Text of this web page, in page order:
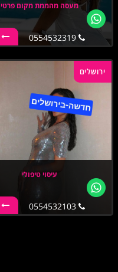
מעסה מהממת מקום פרטי
0554532319
ירושלים
עיסוי טיפולי
0554532103